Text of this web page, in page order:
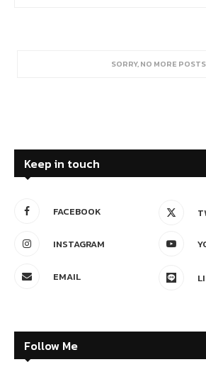
SORRY, NO MORE POSTS
Keep in touch
FACEBOOK
INSTAGRAM
EMAIL
Follow Me